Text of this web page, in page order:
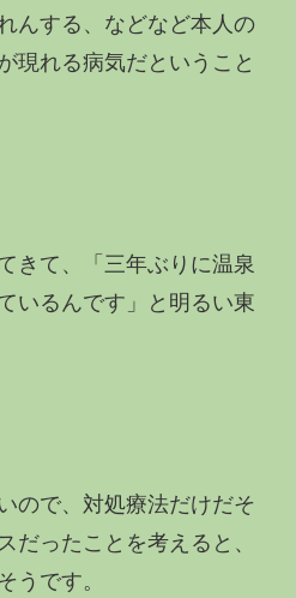
んする、などなど本人の
現れる病気だということ
きて、「三年ぶりに温泉
いるんです」と明るい東
ので、対処療法だけだそ
だったことを考えると、
うです。